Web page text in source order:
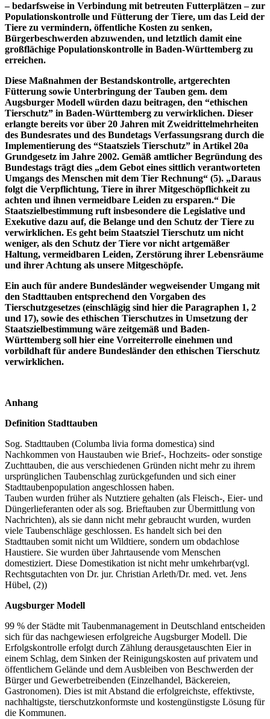
– bedarfsweise in Verbindung mit betreuten Futterplätzen – zur
Populationskontrolle und Fütterung der Tiere, um das Leid der
Tiere zu vermindern, öffentliche Kosten zu senken,
Bürgerbeschwerden abzuwenden, und letztlich damit eine
großflächige Populationskontrolle in Baden-Württemberg zu
erreichen.
Diese Maßnahmen der Bestandskontrolle, artgerechten
Fütterung sowie Unterbringung der Tauben gem. dem
Augsburger Modell würden dazu beitragen, den “ethischen
Tierschutz” in Baden-Württemberg zu verwirklichen. Dieser
erlangte bereits vor über 20 Jahren mit Zweidrittelmehrheiten
des Bundesrates und des Bundetags Verfassungsrang durch die
Implementierung des “Staatsziels Tierschutz” in Artikel 20a
Grundgesetz im Jahre 2002. Gemäß amtlicher Begründung des
Bundestags trägt dies „dem Gebot eines sittlich verantworteten
Umgangs des Menschen mit dem Tier Rechnung“ (5). „Daraus
folgt die Verpflichtung, Tiere in ihrer Mitgeschöpflichkeit zu
achten und ihnen vermeidbare Leiden zu ersparen.“ Die
Staatszielbestimmung ruft insbesondere die Legislative und
Exekutive dazu auf, die Belange und den Schutz der Tiere zu
verwirklichen. Es geht beim Staatsziel Tierschutz um nicht
weniger, als den Schutz der Tiere vor nicht artgemäßer
Haltung, vermeidbaren Leiden, Zerstörung ihrer Lebensräume
und ihrer Achtung als unsere Mitgeschöpfe.
Ein auch für andere Bundesländer wegweisender Umgang mit
den Stadttauben entsprechend den Vorgaben des
Tierschutzgesetzes (einschlägig sind hier die Paragraphen 1, 2
und 17), sowie des ethischen Tierschutzes in Umsetzung der
Staatszielbestimmung wäre zeitgemäß und Baden-
Württemberg soll hier eine Vorreiterrolle einehmen und
vorbildhaft für andere Bundesländer den ethischen Tierschutz
verwirklichen.
Anhang
Definition Stadttauben
Sog. Stadttauben (Columba livia forma domestica) sind
Nachkommen von Haustauben wie Brief-, Hochzeits- oder sonstige
Zuchttauben, die aus verschiedenen Gründen nicht mehr zu ihrem
ursprünglichen Taubenschlag zurückgefunden und sich einer
Stadttaubenpopulation angeschlossen haben.
Tauben wurden früher als Nutztiere gehalten (als Fleisch-, Eier- und
Düngerlieferanten oder als sog. Brieftauben zur Übermittlung von
Nachrichten), als sie dann nicht mehr gebraucht wurden, wurden
viele Taubenschläge geschlossen. Es handelt sich bei den
Stadttauben somit nicht um Wildtiere, sondern um obdachlose
Haustiere. Sie wurden über Jahrtausende vom Menschen
domestiziert. Diese Domestikation ist nicht mehr umkehrbar(vgl.
Rechtsgutachten von Dr. jur. Christian Arleth/Dr. med. vet. Jens
Hübel, (2))
Augsburger Modell
99 % der Städte mit Taubenmanagement in Deutschland entscheiden
sich für das nachgewiesen erfolgreiche Augsburger Modell. Die
Erfolgskontrolle erfolgt durch Zählung derausgetauschten Eier in
einem Schlag, dem Sinken der Reinigungskosten auf privatem und
öffentlichem Gelände und dem Ausbleiben von Beschwerden der
Bürger und Gewerbetreibenden (Einzelhandel, Bäckereien,
Gastronomen). Dies ist mit Abstand die erfolgreichste, effektivste,
nachhaltigste, tierschutzkonformste und kostengünstigste Lösung für
die Kommunen.